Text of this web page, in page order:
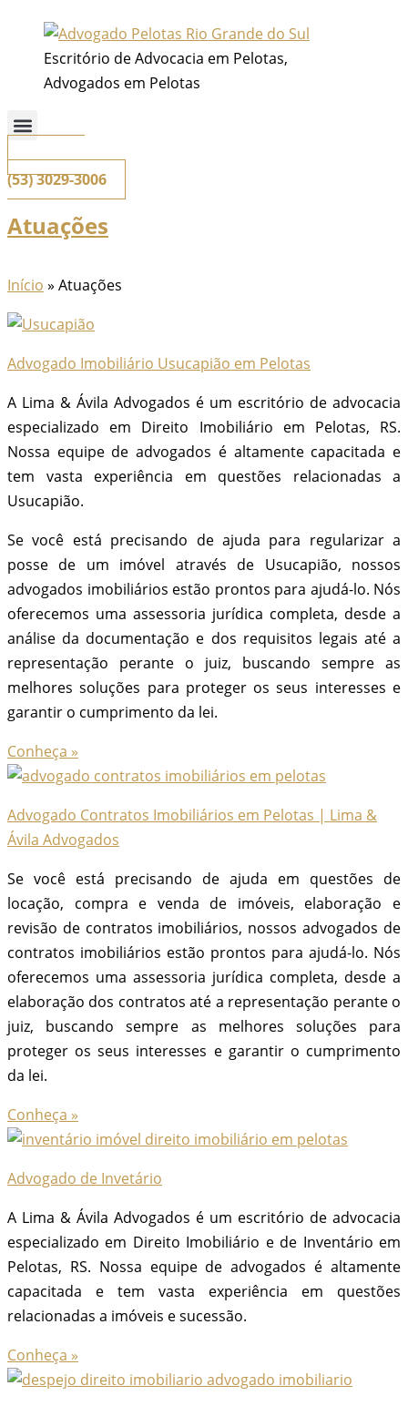
conteúdo
Escritório de Advocacia em Pelotas,
Advogados em Pelotas
(53) 3029-3006
Atuações
Início » Atuações
Advogado Imobiliário Usucapião em Pelotas
A Lima & Ávila Advogados é um escritório de advocacia
especializado em Direito Imobiliário em Pelotas, RS.
Nossa equipe de advogados é altamente capacitada e
tem vasta experiência em questões relacionadas a
Usucapião.
Se você está precisando de ajuda para regularizar a
posse de um imóvel através de Usucapião, nossos
advogados imobiliários estão prontos para ajudá-lo. Nós
oferecemos uma assessoria jurídica completa, desde a
análise da documentação e dos requisitos legais até a
representação perante o juiz, buscando sempre as
melhores soluções para proteger os seus interesses e
garantir o cumprimento da lei.
Conheça »
Advogado Contratos Imobiliários em Pelotas | Lima &
Ávila Advogados
Se você está precisando de ajuda em questões de
locação, compra e venda de imóveis, elaboração e
revisão de contratos imobiliários, nossos advogados de
contratos imobiliários estão prontos para ajudá-lo. Nós
oferecemos uma assessoria jurídica completa, desde a
elaboração dos contratos até a representação perante o
juiz, buscando sempre as melhores soluções para
proteger os seus interesses e garantir o cumprimento
da lei.
Conheça »
Advogado de Invetário
A Lima & Ávila Advogados é um escritório de advocacia
especializado em Direito Imobiliário e de Inventário em
Pelotas, RS. Nossa equipe de advogados é altamente
capacitada e tem vasta experiência em questões
relacionadas a imóveis e sucessão.
Conheça »